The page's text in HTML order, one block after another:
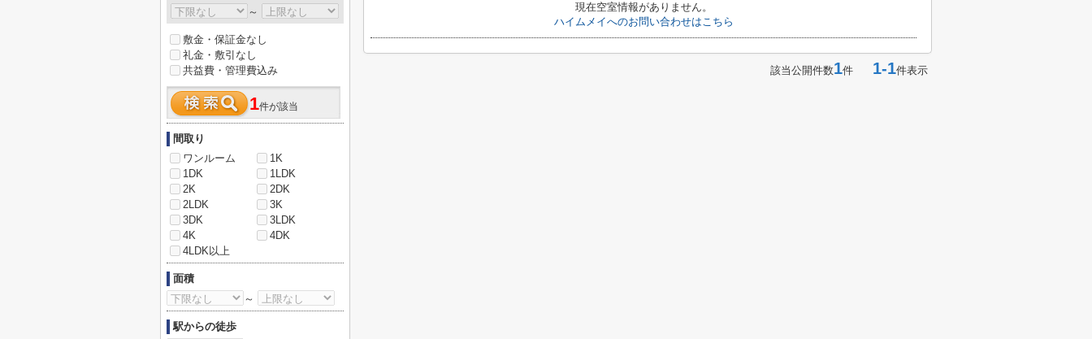
現在空室情報がありません。
ハイムメイへのお問い合わせはこちら
該当公開件数1件 1-1件表示
～
敷金・保証金なし
礼金・敷引なし
共益費・管理費込み
1件が該当
間取り
ワンルーム
1K
1DK
1LDK
2K
2DK
2LDK
3K
3DK
3LDK
4K
4DK
4LDK以上
面積
～
駅からの徒歩